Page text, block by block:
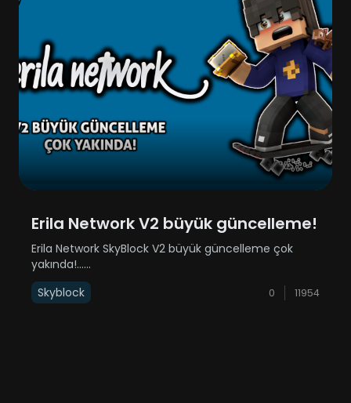
Erila Network V2 büyük güncelleme!
Erila Network SkyBlock V2 büyük güncelleme çok
yakında!......
Skyblock
0 11954